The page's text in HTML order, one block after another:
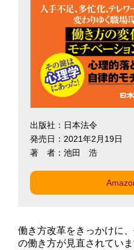
出版社：日本法令
発売日：2021年2月19日
著 者：池田 浩
働き方改革をきっかけに
の働き方が見直されていま